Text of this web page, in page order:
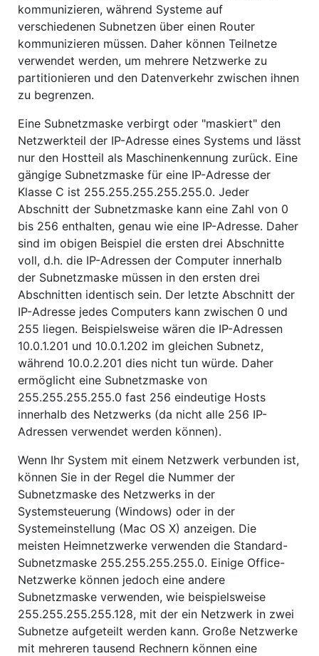
kommunizieren, während Systeme auf
verschiedenen Subnetzen über einen Router
kommunizieren müssen. Daher können Teilnetze
verwendet werden, um mehrere Netzwerke zu
partitionieren und den Datenverkehr zwischen ihnen
zu begrenzen.
Eine Subnetzmaske verbirgt oder "maskiert" den
Netzwerkteil der IP-Adresse eines Systems und lässt
nur den Hostteil als Maschinenkennung zurück. Eine
gängige Subnetzmaske für eine IP-Adresse der
Klasse C ist 255.255.255.255.255.0. Jeder
Abschnitt der Subnetzmaske kann eine Zahl von 0
bis 256 enthalten, genau wie eine IP-Adresse. Daher
sind im obigen Beispiel die ersten drei Abschnitte
voll, d.h. die IP-Adressen der Computer innerhalb
der Subnetzmaske müssen in den ersten drei
Abschnitten identisch sein. Der letzte Abschnitt der
IP-Adresse jedes Computers kann zwischen 0 und
255 liegen. Beispielsweise wären die IP-Adressen
10.0.1.201 und 10.0.1.202 im gleichen Subnetz,
während 10.0.2.201 dies nicht tun würde. Daher
ermöglicht eine Subnetzmaske von
255.255.255.255.0 fast 256 eindeutige Hosts
innerhalb des Netzwerks (da nicht alle 256 IP-
Adressen verwendet werden können).
Wenn Ihr System mit einem Netzwerk verbunden ist,
können Sie in der Regel die Nummer der
Subnetzmaske des Netzwerks in der
Systemsteuerung (Windows) oder in der
Systemeinstellung (Mac OS X) anzeigen. Die
meisten Heimnetzwerke verwenden die Standard-
Subnetzmaske 255.255.255.255.0. Einige Office-
Netzwerke können jedoch eine andere
Subnetzmaske verwenden, wie beispielsweise
255.255.255.255.128, mit der ein Netzwerk in zwei
Subnetze aufgeteilt werden kann. Große Netzwerke
mit mehreren tausend Rechnern können eine